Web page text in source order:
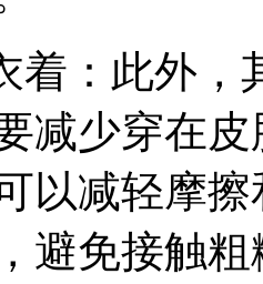
着：此外，
减少穿在
以减轻摩
避免接触